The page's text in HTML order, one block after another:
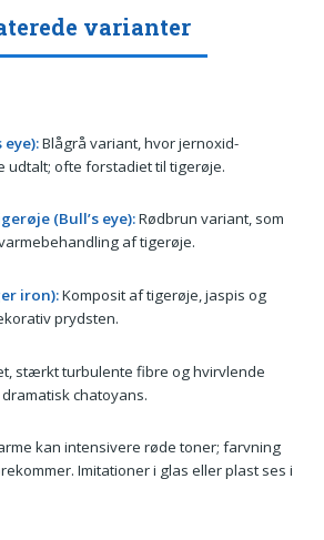
varianter
eye):Blågrå variant, hvor jernoxid-
udtalt; ofte forstadiet til tigerøje.
(Bull’s eye):Rødbrun variant, som
af tigerøje.
iron):Komposit af tigerøje, jaspis og
prydsten.
stærkt turbulente fibre og hvirvlende
chatoyans.
kan intensivere røde toner; farvning
Imitationer i glas eller plast ses i